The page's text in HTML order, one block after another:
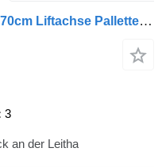
Krone SD Doppelstock 250x270cm Liftachse Pallettenkasten
3
an der Leitha